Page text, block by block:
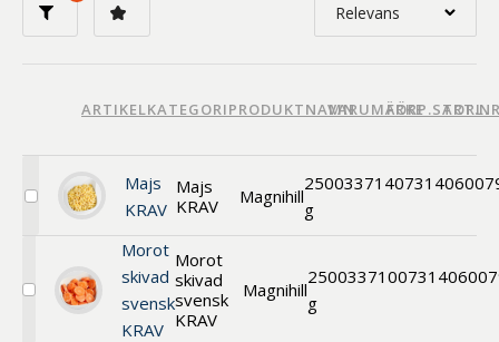
Relevans
Nyaste
Benämning A-
Ö
Artikelnummer
ARTIKELKATEGORIPRODUKTNAMNVARUMÄRKEFÖRP.STORL.
Välj
KRAV
Majs
KRAV
Majs
KRAV
Magnihill
2500
g
33714
Välj
Morot
skivad
svensk
KRAV
Morot
skivad
svensk
KRAV
Magnihill
2500
g
33710